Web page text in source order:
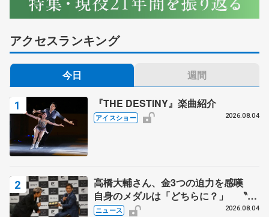
アクセスランキング
今日 週間
『THE DESTINY』楽曲紹介
アイスショー 2026.08.04
高橋大輔さん、金3つの迫力を感嘆
自身のメダルは「どちらに？」 〝リ
ス兄弟〟オリンピック3連覇の野村忠
ニュース 2026.08.04